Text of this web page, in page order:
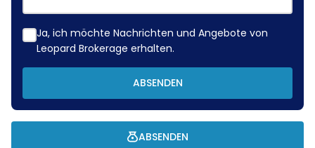
Ja, ich möchte Nachrichten und Angebote von
Leopard Brokerage erhalten.
ABSENDEN
ABSENDEN